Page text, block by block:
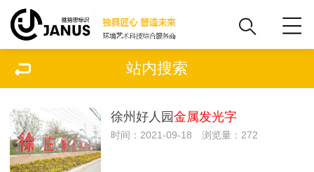
站内搜索
徐州好人园 金属发光字
时间：2021-09-18 浏览量：272